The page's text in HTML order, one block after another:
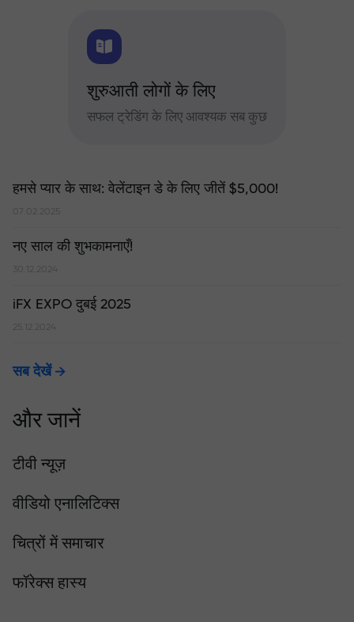
शुरुआती लोगों के लिए
सफल ट्रेडिंग के लिए आवश्यक सब कुछ
हमसे प्यार के साथ: वेलेंटाइन डे के लिए जीतें $5,000!
नए साल की शुभकामनाएँ!
30.12.2024
iFX EXPO दुबई 2025
25.12.2024
सब देखें
और जानें
टीवी न्यूज़
वीडियो एनालिटिक्स
चित्रों में समाचार
फॉरेक्स हास्य